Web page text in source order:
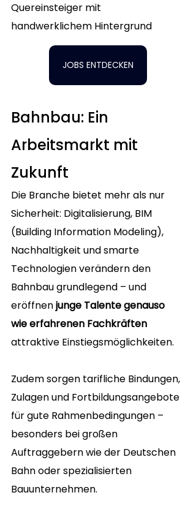
Quereinsteiger mit
handwerklichem Hintergrund
JOBS ENTDECKEN
Bahnbau: Ein
Arbeitsmarkt mit
Zukunft
Die Branche bietet mehr als nur
Sicherheit: Digitalisierung, BIM
(Building Information Modeling),
Nachhaltigkeit und smarte
Technologien verändern den
Bahnbau grundlegend – und
eröffnen junge Talente genauso
wie erfahrenen Fachkräften
attraktive Einstiegsmöglichkeiten.
Zudem sorgen tarifliche Bindungen,
Zulagen und Fortbildungsangebote
für gute Rahmenbedingungen –
besonders bei großen
Auftraggebern wie der Deutschen
Bahn oder spezialisierten
Bauunternehmen.